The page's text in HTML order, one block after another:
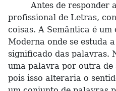
Antes de responder a
profissional de Letras,
coisas. A Semântica é
Moderna onde se estuda
significado das palavras.
uma palavra por outra
pois isso alteraria o